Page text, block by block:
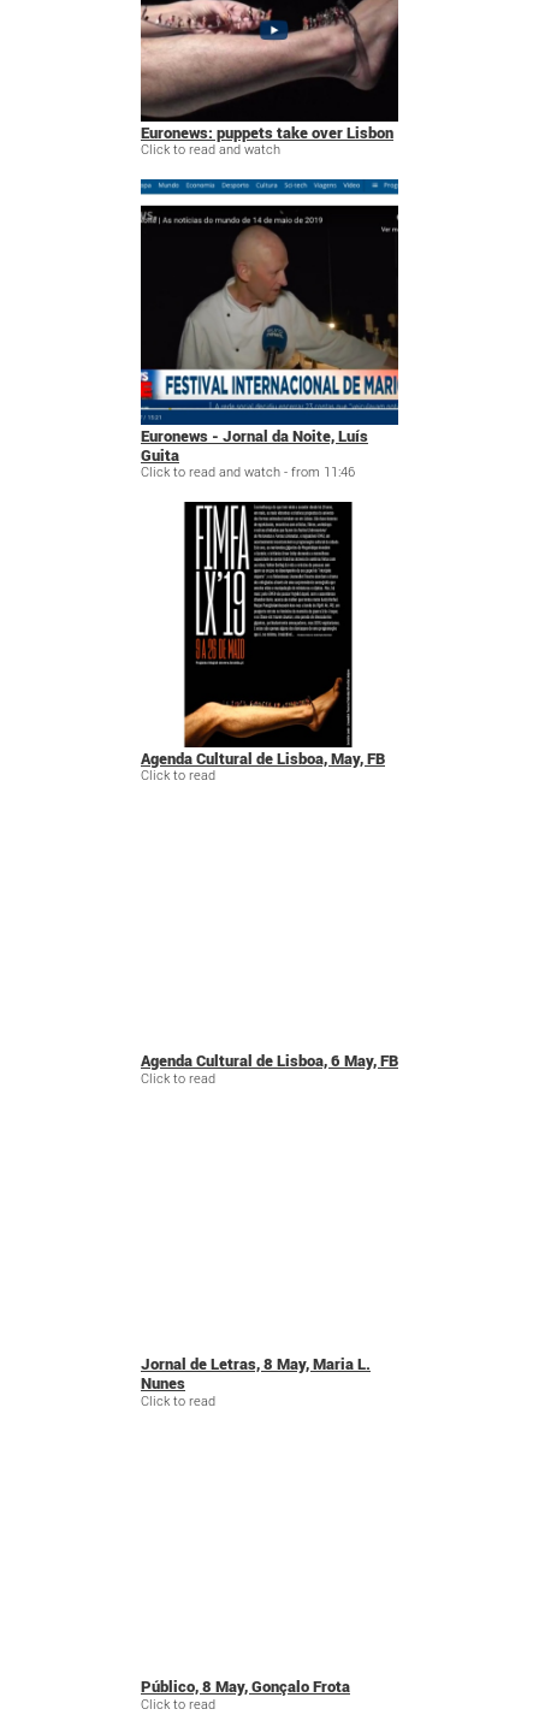
Euronews: puppets take over Lisbon
Click to read and watch
Euronews - Jornal da Noite, Luís
Guita
Click to read and watch - from 11:46
Agenda Cultural de Lisboa, May, FB
Click to read
Agenda Cultural de Lisboa, 6 May, FB
Click to read
Jornal de Letras, 8 May, Maria L.
Nunes
Click to read
Público, 8 May, Gonçalo Frota
Click to read